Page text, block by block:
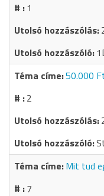
1
50.000
2
Mit tud
7